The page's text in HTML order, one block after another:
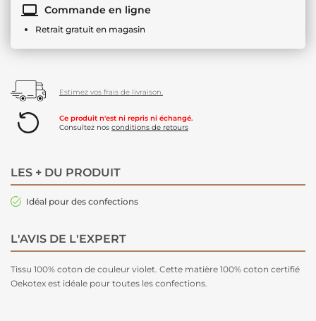
Commande en ligne
Retrait gratuit en magasin
Estimez vos frais de livraison.
Ce produit n'est ni repris ni échangé.
Consultez nos conditions de retours
LES + DU PRODUIT
Idéal pour des confections
L'AVIS DE L'EXPERT
Tissu 100% coton de couleur violet. Cette matière 100% coton certifié
Oekotex est idéale pour toutes les confections.